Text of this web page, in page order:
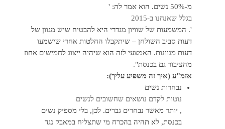
מ-50% נשים. הוא אמר לה: '
בגלל שאנחנו ב-2015
'. המשמעות של שוויון מגדרי היא להבטיח שיש מגוון של
דעות סביב השולחן – שיתקבלו החלטות אחרי שישמעו
דעות מגוונות. האמצעי לזה הוא שיהיה ייצוג לחמישים אחוז
מהציבור גם בכנסת".
אזמ"ע (איך זה משפיע עליך):
נבחרות נשים
נוטות לקדם נושאים שחשובים לנשים
, יותר מאשר נבחרים גברים. לכן, בלי מספיק נשים
בכנסת, לא תהיה בהכרח מי שתצליח במאבק נגד